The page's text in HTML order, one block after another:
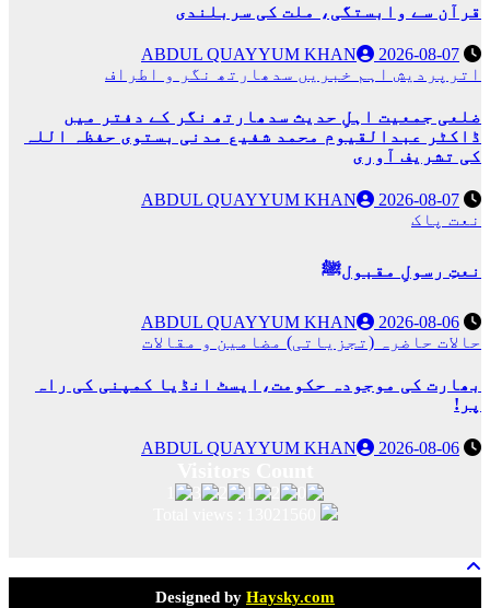
قرآن سے وابستگی، ملت کی سربلندی
2026-08-07
ABDUL QUAYYUM KHAN
اترپردیش اہم خبریں سدھارتھ نگر و اطراف
ضلعی جمعیت اہلِ حدیث سدھارتھ نگر کے دفتر میں
ڈاکٹر عبدالقیوم محمد شفیع مدنی بستوی حفظہ اللہ
کی تشریف آوری
2026-08-07
ABDUL QUAYYUM KHAN
نعت پاک
نعتِ رسولِ مقبولﷺ
2026-08-06
ABDUL QUAYYUM KHAN
حالات حاضرہ (تجزیاتی) مضامین و مقالات
بھارت کی موجودہ حکومت،ایسٹ انڈیا کمپنی کی راہ
پر!
2026-08-06
ABDUL QUAYYUM KHAN
Designed by Haysky.com